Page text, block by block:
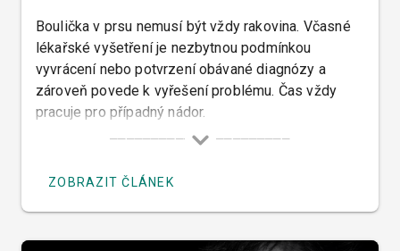
Boulička v prsu nemusí být vždy rakovina. Včasné
lékařské vyšetření je nezbytnou podmínkou
vyvrácení nebo potvrzení obávané diagnózy a
zároveň povede k vyřešení problému. Čas vždy
pracuje pro případný nádor.
ZOBRAZIT ČLÁNEK